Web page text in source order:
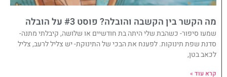
מה הקשר בין הקשבה והובלה? פוסט #3 על הובלה
שמעו סיפור- כשהבת שלי היתה בת חודשיים או שלושה, קיבלתי מתנה-
סדנת שפת תינוקות. לפענח את הבכי של התינוקת- יש צליל לרעב, צליל
לכאב בטן,
קרא עוד »